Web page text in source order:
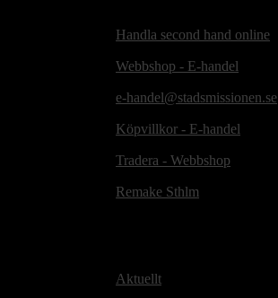
Handla second hand online
Webbshop - E-handel
e-handel@stadsmissionen.se
Köpvillkor - E-handel
Tradera - Webbshop
Remake Sthlm
Aktuellt